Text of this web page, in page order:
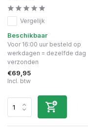
Vergelijk
Beschikbaar
Voor 16:00 uur besteld op
werkdagen = dezelfde dag
verzonden
€69,95
Incl. btw